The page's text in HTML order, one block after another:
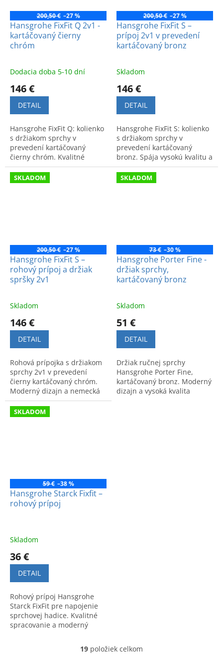
200,50 € –27 %
Hansgrohe FixFit Q 2v1 -
kartáčovaný čierny
chróm
Dodacia doba 5-10 dní
146 €
DETAIL
Hansgrohe FixFit Q: kolienko
s držiakom sprchy v
prevedení kartáčovaný
čierny chróm. Kvalitné
spracovanie a moderný
dizajn pre vašu kúpeľňu.
200,50 € –27 %
Hansgrohe FixFit S –
prípoj 2v1 v prevedení
kartáčovaný bronz
Skladom
146 €
DETAIL
Hansgrohe FixFit S: kolienko
s držiakom sprchy v
prevedení kartáčovaný
bronz. Spája vysokú kvalitu a
nadčasový dizajn pre
maximálny komfort pri
sprchovaní.
SKLADOM
200,50 € –27 %
Hansgrohe FixFit S –
rohový prípoj a držiak
spršky 2v1
Skladom
146 €
DETAIL
Rohová prípojka s držiakom
sprchy 2v1 v prevedení
čierny kartáčovaný chróm.
Moderný dizajn a nemecká
kvalita spájajúca štýl s
maximálnou funkčnosťou.
SKLADOM
73 € –30 %
Hansgrohe Porter Fine -
držiak sprchy,
kartáčovaný bronz
Skladom
51 €
DETAIL
Držiak ručnej sprchy
Hansgrohe Porter Fine,
kartáčovaný bronz. Moderný
dizajn a vysoká kvalita
SKLADOM
59 € –38 %
Hansgrohe Starck Fixfit –
rohový prípoj
Skladom
36 €
DETAIL
Rohový prípoj Hansgrohe
Starck FixFit pre napojenie
sprchovej hadice. Kvalitné
spracovanie a moderný
O
19 položiek celkom